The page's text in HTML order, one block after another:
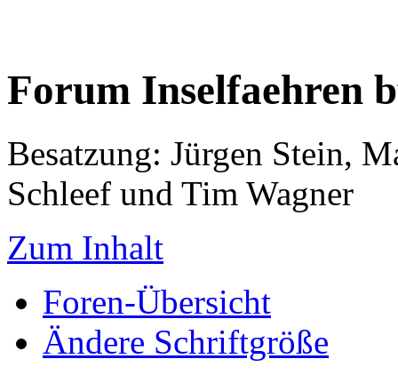
Forum Inselfaehren
Besatzung: Jürgen Stein,
Schleef und Tim Wagner
Zum Inhalt
Foren-Übersicht
Ändere Schriftgröße